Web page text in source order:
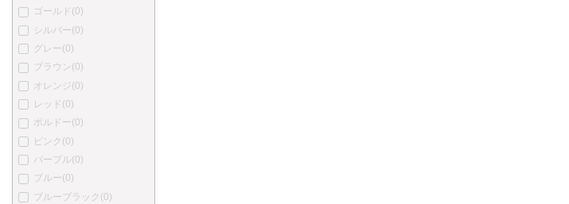
丸善(0)
中屋万年筆(0)
酒井栄助(0)
川窪万年筆(0)
アクメ (0)
あかしや(0)
アキュラ(0)
オートポイント
バヤード(0)
ベクスレー
ブレイリオ (0)
ゴールド (0)
シルバー(0)
グレー(0)
ブラウン (0)
オレンジ(0)
レッド (0)
ボルドー(0)
ピンク (0)
パープル(0)
ブルー(0)
ブルーブラック (0)